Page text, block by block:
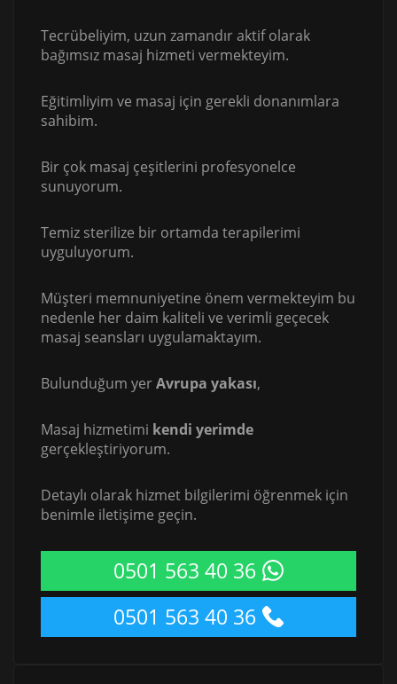
Tecrübeliyim, uzun zamandır aktif olarak
bağımsız masaj hizmeti vermekteyim.
Eğitimliyim ve masaj için gerekli donanımlara
sahibim.
Bir çok masaj çeşitlerini profesyonelce
sunuyorum.
Temiz sterilize bir ortamda terapilerimi
uyguluyorum.
Müşteri memnuniyetine önem vermekteyim bu
nedenle her daim kaliteli ve verimli geçecek
masaj seansları uygulamaktayım.
Bulunduğum yerAvrupa yakası,
Masaj hizmetimi kendi yerimde
gerçekleştiriyorum.
Detaylı olarak hizmet bilgilerimi öğrenmek için
benimle iletişime geçin.
0501 563 40 36
0501 563 40 36